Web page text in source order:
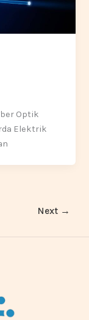
Optik
Elektrik
Next →